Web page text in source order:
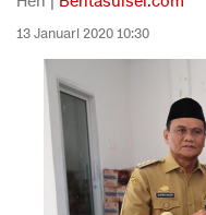
13 Januari 2020 10:30